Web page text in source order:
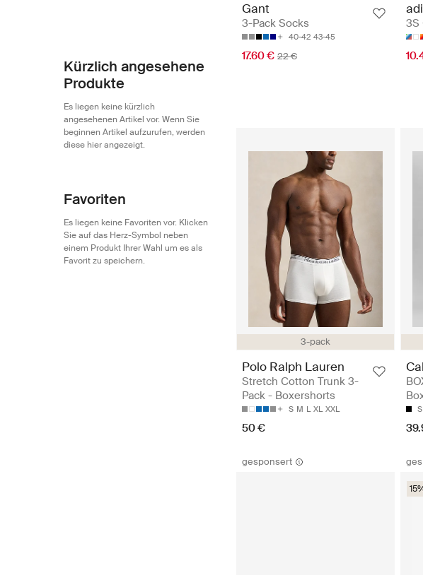
Kürzlich angesehene
Produkte
Es liegen keine kürzlich
angesehenen Artikel vor. Wenn Sie
beginnen Artikel aufzurufen, werden
diese hier angezeigt.
Favoriten
Es liegen keine Favoriten vor. Klicken
Sie auf das Herz-Symbol neben
einem Produkt Ihrer Wahl um es als
Favorit zu speichern.
Gant
3-Pack Socks
40-42 43-45
17.60 € 22 €
3S
3-pack
Polo Ralph Lauren
Stretch Cotton Trunk 3-
Pack - Boxershorts
S M L XL XXL
50 €
S
gesponsert